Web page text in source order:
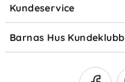
Kundeservice
Om Klarna
Barnas Hus Kundeklubb
Medlemsvilkår